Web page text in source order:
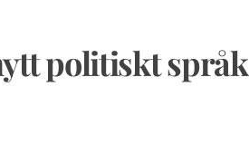
politiskt språk